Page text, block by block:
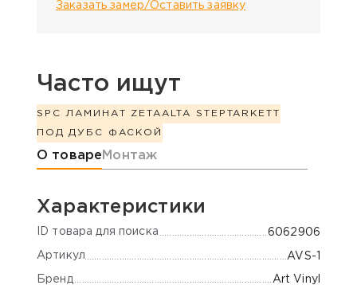
Заказать замер/Оставить заявку
Часто ищут
SPC ЛАМИНАТ ZETAALTA STEP TARKETT
ПОД ДУБ С ФАСКОЙ
Информация о товаре
О товаре Монтаж
Характеристики
ID товара для поиска 6062906
Артикул AVS-1
Бренд Art Vinyl